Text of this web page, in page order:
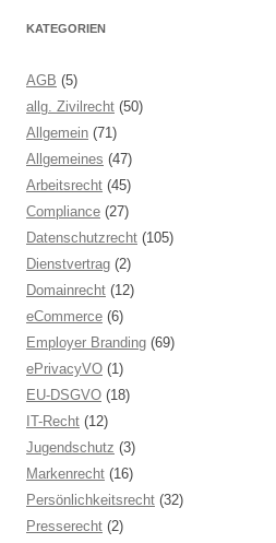
KATEGORIEN
AGB (5)
allg. Zivilrecht (50)
Allgemein (71)
Allgemeines (47)
Arbeitsrecht (45)
Compliance (27)
Datenschutzrecht (105)
Dienstvertrag (2)
Domainrecht (12)
eCommerce (6)
Employer Branding (69)
ePrivacyVO (1)
EU-DSGVO (18)
IT-Recht (12)
Jugendschutz (3)
Markenrecht (16)
Persönlichkeitsrecht (32)
Presserecht (2)